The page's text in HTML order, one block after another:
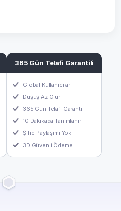
365 Gün Telafi Garantili
Global Kullanıcılar
Düşüş Az Olur
365 Gün Telafi Garantili
10 Dakikada Tanımlanır
Şifre Paylaşımı Yok
3D Güvenli Ödeme